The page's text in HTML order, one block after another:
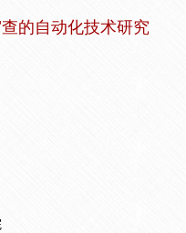
的自动化技术研究